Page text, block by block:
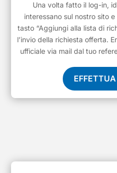
Una volta fatto il log-in,
interessano sul nostro sito
tasto “Aggiungi alla lista di
l’invio della richiesta offerta.
ufficiale via mail dal tuo